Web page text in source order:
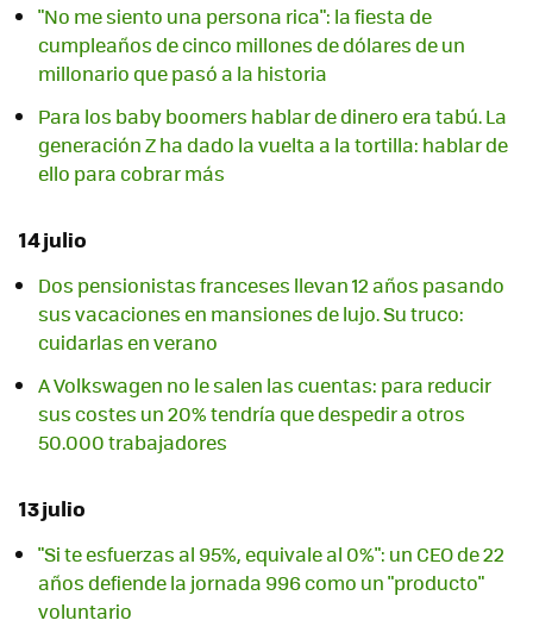
"No me siento una persona rica": la fiesta de
cumpleaños de cinco millones de dólares de un
millonario que pasó a la historia
Para los baby boomers hablar de dinero era tabú. La
generación Z ha dado la vuelta a la tortilla: hablar de
ello para cobrar más
14 julio
Dos pensionistas franceses llevan 12 años pasando
sus vacaciones en mansiones de lujo. Su truco:
cuidarlas en verano
A Volkswagen no le salen las cuentas: para reducir
sus costes un 20% tendría que despedir a otros
50.000 trabajadores
13 julio
"Si te esfuerzas al 95%, equivale al 0%": un CEO de 22
años defiende la jornada 996 como un "producto"
voluntario